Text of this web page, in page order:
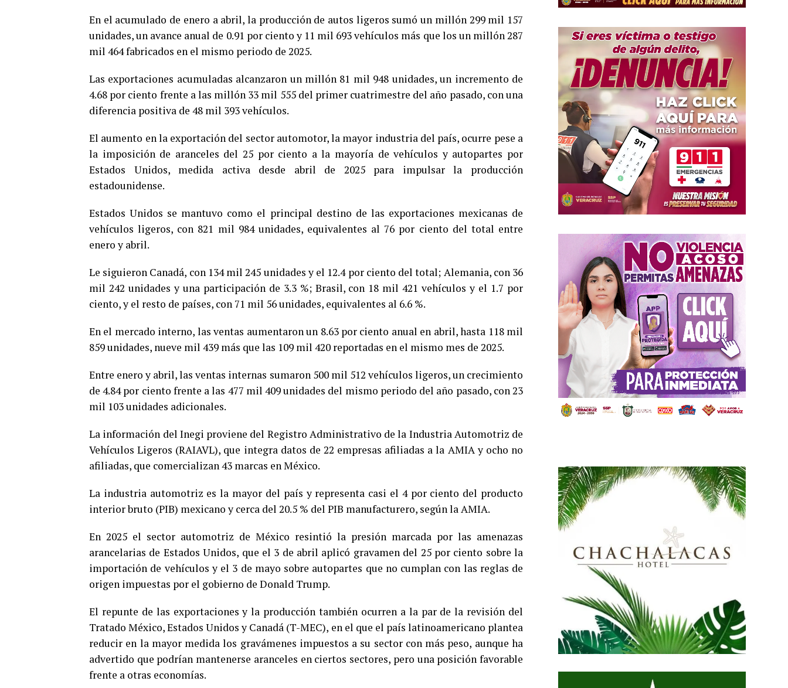
En el acumulado de enero a abril, la producción de autos ligeros sumó un millón 299 mil 157
unidades, un avance anual de 0.91 por ciento y 11 mil 693 vehículos más que los un millón 287
mil 464 fabricados en el mismo periodo de 2025.
Las exportaciones acumuladas alcanzaron un millón 81 mil 948 unidades, un incremento de
4.68 por ciento frente a las millón 33 mil 555 del primer cuatrimestre del año pasado, con una
diferencia positiva de 48 mil 393 vehículos.
El aumento en la exportación del sector automotor, la mayor industria del país, ocurre pese a
la imposición de aranceles del 25 por ciento a la mayoría de vehículos y autopartes por
Estados Unidos, medida activa desde abril de 2025 para impulsar la producción
estadounidense.
Estados Unidos se mantuvo como el principal destino de las exportaciones mexicanas de
vehículos ligeros, con 821 mil 984 unidades, equivalentes al 76 por ciento del total entre
enero y abril.
Le siguieron Canadá, con 134 mil 245 unidades y el 12.4 por ciento del total; Alemania, con 36
mil 242 unidades y una participación de 3.3 %; Brasil, con 18 mil 421 vehículos y el 1.7 por
ciento, y el resto de países, con 71 mil 56 unidades, equivalentes al 6.6 %.
En el mercado interno, las ventas aumentaron un 8.63 por ciento anual en abril, hasta 118 mil
859 unidades, nueve mil 439 más que las 109 mil 420 reportadas en el mismo mes de 2025.
Entre enero y abril, las ventas internas sumaron 500 mil 512 vehículos ligeros, un crecimiento
de 4.84 por ciento frente a las 477 mil 409 unidades del mismo periodo del año pasado, con 23
mil 103 unidades adicionales.
La información del Inegi proviene del Registro Administrativo de la Industria Automotriz de
Vehículos Ligeros (RAIAVL), que integra datos de 22 empresas afiliadas a la AMIA y ocho no
afiliadas, que comercializan 43 marcas en México.
La industria automotriz es la mayor del país y representa casi el 4 por ciento del producto
interior bruto (PIB) mexicano y cerca del 20.5 % del PIB manufacturero, según la AMIA.
En 2025 el sector automotriz de México resintió la presión marcada por las amenazas
arancelarias de Estados Unidos, que el 3 de abril aplicó gravamen del 25 por ciento sobre la
importación de vehículos y el 3 de mayo sobre autopartes que no cumplan con las reglas de
origen impuestas por el gobierno de Donald Trump.
El repunte de las exportaciones y la producción también ocurren a la par de la revisión del
Tratado México, Estados Unidos y Canadá (T-MEC), en el que el país latinoamericano plantea
reducir en la mayor medida los gravámenes impuestos a su sector con más peso, aunque ha
advertido que podrían mantenerse aranceles en ciertos sectores, pero una posición favorable
frente a otras economías.